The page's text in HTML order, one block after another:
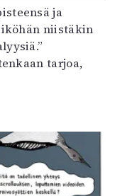
ja
niistäkin
tarjoa,